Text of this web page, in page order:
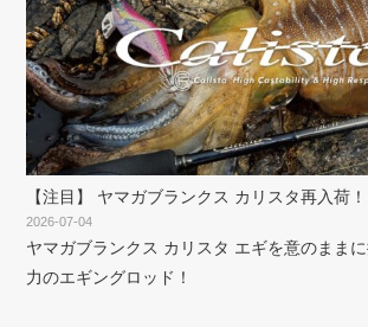
【注目】 ヤマガブランクス カリスタ再入荷！
2026-07-04
ヤマガブランクス カリスタ エギを意のまま
力のエギングロッド！